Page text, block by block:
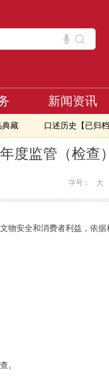
新闻资讯
典藏 口述历史【已归档
度监管（检查
字号： 大
安全和消费者利益，依据
。